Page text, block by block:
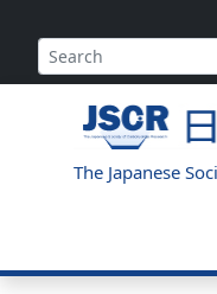
The Japanese